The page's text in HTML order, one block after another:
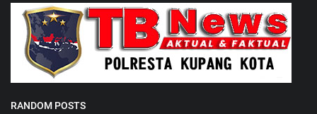
RANDOM POSTS